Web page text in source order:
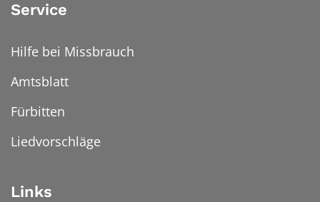
Service
Hilfe bei Missbrauch
Amtsblatt
Fürbitten
Liedvorschläge
Links